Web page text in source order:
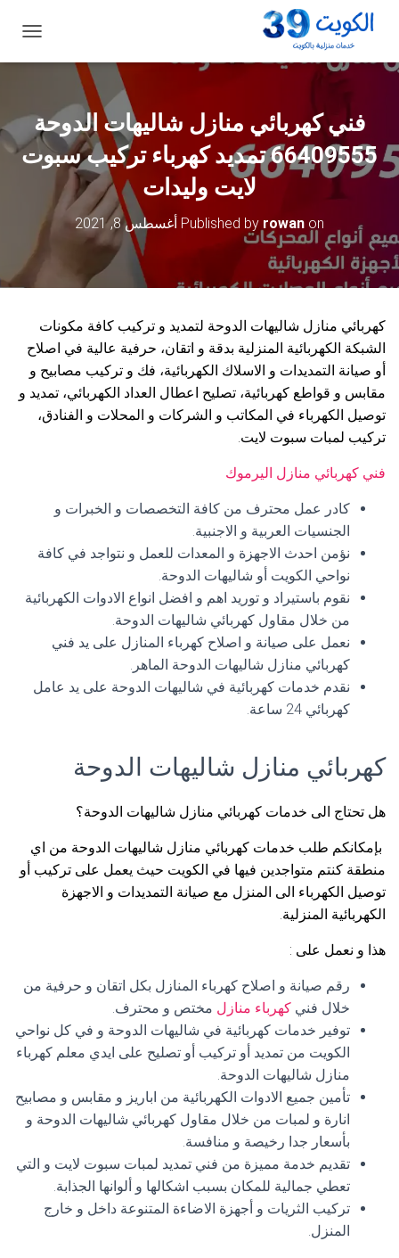
ب
ل
ت
فني كهربائي منازل شاليهات الدوحة
66409555 تمديد كهرباء تركيب سبوت
لايت وليدات
Published by rowan on أغسطس 8, 2021
كهربائي منازل شاليهات الدوحة لتمديد و تركيب كافة مكونات
الشبكة الكهربائية المنزلية بدقة و اتقان، حرفية عالية في اصلاح
أو صيانة التمديدات و الاسلاك الكهربائية، فك و تركيب مصابيح و
مقابس و قواطع كهربائية، تصليح اعطال العداد الكهربائي، تمديد و
توصيل الكهرباء في المكاتب و الشركات و المحلات و الفنادق،
تركيب لمبات سبوت لايت.
فني كهربائي منازل اليرموك
كادر عمل محترف من كافة التخصصات و الخبرات و
الجنسيات العربية و الاجنبية.
نؤمن احدث الاجهزة و المعدات للعمل و نتواجد في كافة
نواحي الكويت أو شاليهات الدوحة.
نقوم باستيراد و توريد اهم و افضل انواع الادوات الكهربائية
من خلال مقاول كهربائي شاليهات الدوحة.
نعمل على صيانة و اصلاح كهرباء المنازل على يد فني
كهربائي منازل شاليهات الدوحة الماهر.
نقدم خدمات كهربائية في شاليهات الدوحة على يد عامل
كهربائي 24 ساعة.
كهربائي منازل شاليهات الدوحة
هل تحتاج الى خدمات كهربائي منازل شاليهات الدوحة؟
بإمكانكم طلب خدمات كهربائي منازل شاليهات الدوحة من اي
منطقة كنتم متواجدين فيها في الكويت حيث يعمل على تركيب أو
توصيل الكهرباء الى المنزل مع صيانة التمديدات و الاجهزة
الكهربائية المنزلية.
هذا و نعمل على :
رقم صيانة و اصلاح كهرباء المنازل بكل اتقان و حرفية من
خلال فني كهرباء منازل مختص و محترف.
توفير خدمات كهربائية في شاليهات الدوحة و في كل نواحي
الكويت من تمديد أو تركيب أو تصليح على ايدي معلم كهرباء
منازل شاليهات الدوحة.
تأمين جميع الادوات الكهربائية من اباريز و مقابس و مصابيح
انارة و لمبات من خلال مقاول كهربائي شاليهات الدوحة و
بأسعار جدا رخيصة و منافسة.
تقديم خدمة مميزة من فني تمديد لمبات سبوت لايت و التي
تعطي جمالية للمكان بسبب اشكالها و ألوانها الجذابة.
تركيب الثريات و أجهزة الاضاءة المتنوعة داخل و خارج
المنزل.